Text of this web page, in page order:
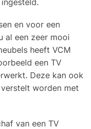
en voor een
al een zeer mooi
heeft VCM
een TV
Deze kan ook
worden met
van een TV